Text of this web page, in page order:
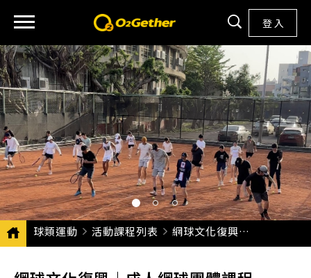
登 入
球類運動 活動課程列表 CURRENT: 網球文化復興｜成人網球團體課程